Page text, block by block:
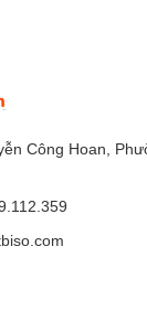
Công Hoan,